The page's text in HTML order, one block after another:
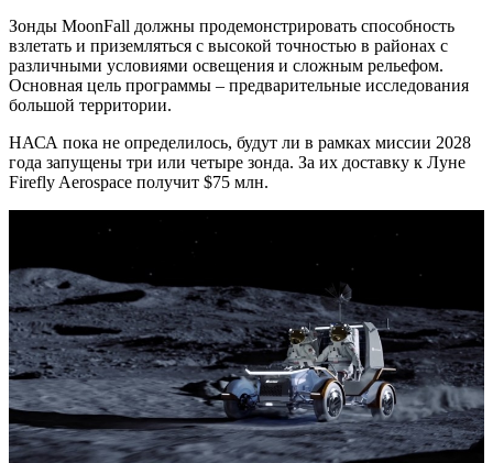
Зонды MoonFall должны продемонстрировать способность
взлетать и приземляться с высокой точностью в районах с
различными условиями освещения и сложным рельефом.
Основная цель программы – предварительные исследования
большой территории.
НАСА пока не определилось, будут ли в рамках миссии 2028
года запущены три или четыре зонда. За их доставку к Луне
Firefly Aerospace получит $75 млн.